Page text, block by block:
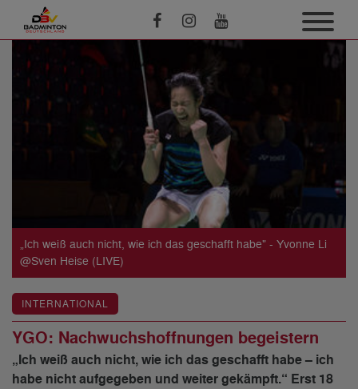
„Ich weiß auch nicht, wie ich das geschafft habe" - Yvonne Li
@Sven Heise (LIVE)
INTERNATIONAL
YGO: Nachwuchshoffnungen begeistern
„Ich weiß auch nicht, wie ich das geschafft habe – ich
habe nicht aufgegeben und weiter gekämpft.“ Erst 18